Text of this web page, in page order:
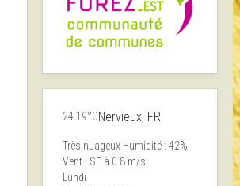
24.19°CNervieux, FR
Très nuageux Humidité : 42%
Vent : SE à 0.8 m/s
Lundi